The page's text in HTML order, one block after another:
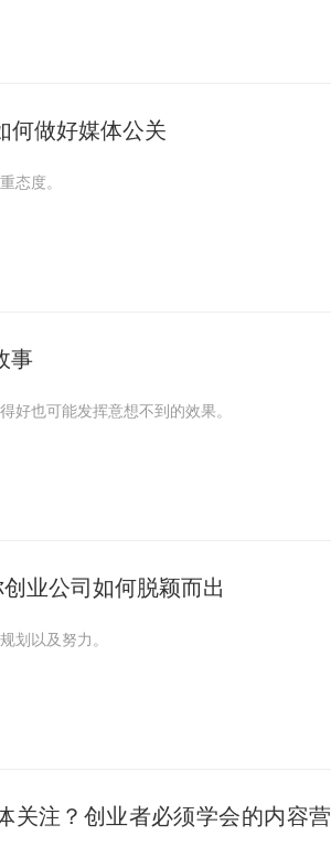
何做好媒体公关
态度。
事
好也可能发挥意想不到的效果。
业公司如何脱颖而出
划以及努力。
关注？创业者必须学会的内容营